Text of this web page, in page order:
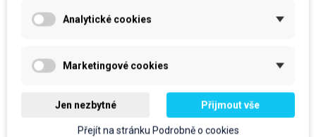
Analytické cookies
Marketingové cookies
Jen nezbytné Přijmout vše
Přejít na stránku Podrobně o cookies